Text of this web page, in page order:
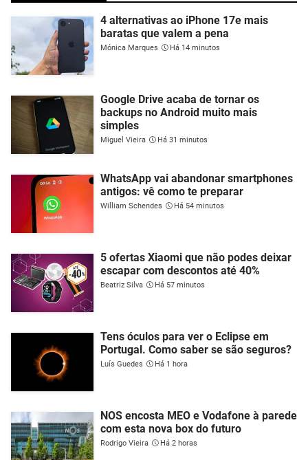
4 alternativas ao iPhone 17e mais
baratas que valem a pena
Mónica Marques Há 14 minutos
Google Drive acaba de tornar os
backups no Android muito mais
simples
Miguel Vieira Há 31 minutos
WhatsApp vai abandonar smartphones
antigos: vê como te preparar
William Schendes Há 54 minutos
5 ofertas Xiaomi que não podes deixar
escapar com descontos até 40%
Beatriz Silva Há 57 minutos
Tens óculos para ver o Eclipse em
Portugal. Como saber se são seguros?
Luís Guedes Há 1 hora
NOS encosta MEO e Vodafone à parede
com esta nova box do futuro
Rodrigo Vieira Há 2 horas